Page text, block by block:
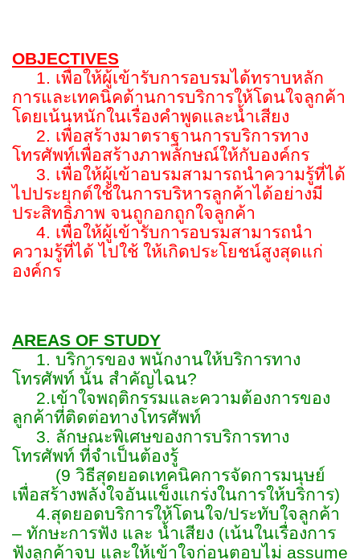
OBJECTIVES
1. เพื่อให้ผู้เข้ารับการอบรมได้ทราบหลัก
การและเทคนิคด้านการบริการให้โดนใจลูกค้า
โดยเน้นหนักในเรื่องคำพูดและน้ำเสียง
2. เพื่อสร้างมาตราฐานการบริการทาง
โทรศัพท์เพื่อสร้างภาพลักษณ์ให้กับองค์กร
3. เพื่อให้ผู้เข้าอบรมสามารถนำความรู้ที่ได้
ไปประยุกต์ใช้ในการบริหารลูกค้าได้อย่างมี
ประสิทธิภาพ จนถูกอกถูกใจลูกค้า
4. เพื่อให้ผู้เข้ารับการอบรมสามารถนำ
ความรู้ที่ได้ ไปใช้ ให้เกิดประโยชน์สูงสุดแก่
องค์กร
AREAS OF STUDY
1. บริการของ พนักงานให้บริการทาง
โทรศัพท์ นั้น สำคัญไฉน?
2.เข้าใจพฤติกรรมและความต้องการของ
ลูกค้าที่ติดต่อทางโทรศัพท์
3. ลักษณะพิเศษของการบริการทาง
โทรศัพท์ ที่จำเป็นต้องรู้
(9 วิธีสุดยอดเทคนิคการจัดการมนุษย์
เพื่อสร้างพลังใจอันแข็งแกร่งในการให้บริการ)
4.สุดยอดบริการให้โดนใจ/ประทับใจลูกค้า
– ทักษะการฟัง และ น้ำเสียง (เน้นในเรื่องการ
ฟังลูกค้าจบ และให้เข้าใจก่อนตอบไม่ assume